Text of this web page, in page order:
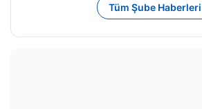
Tüm Şube Haberleri